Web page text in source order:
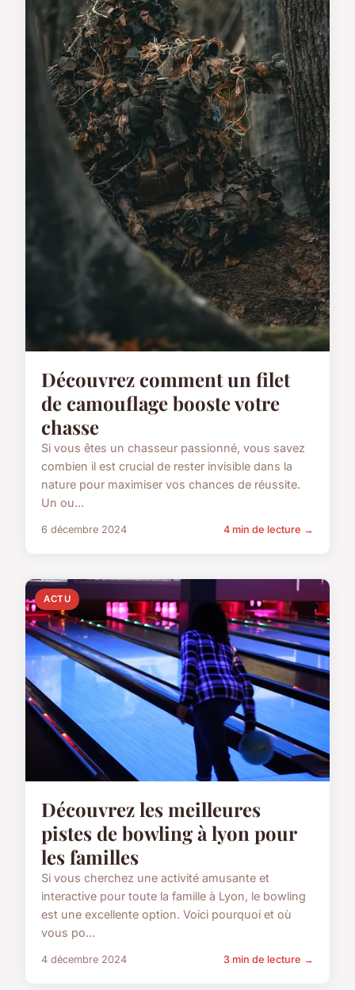
Découvrez comment un filet
de camouflage booste votre
chasse
Si vous êtes un chasseur passionné, vous savez
combien il est crucial de rester invisible dans la
nature pour maximiser vos chances de réussite.
Un ou...
6 décembre 2024 4 min de lecture →
ACTU
Découvrez les meilleures
pistes de bowling à lyon pour
les familles
Si vous cherchez une activité amusante et
interactive pour toute la famille à Lyon, le bowling
est une excellente option. Voici pourquoi et où
vous po...
4 décembre 2024 3 min de lecture →